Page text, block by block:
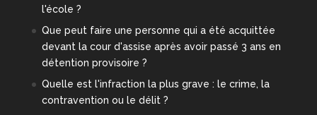
l'école ?
Que peut faire une personne qui a été acquittée
devant la cour d'assise après avoir passé 3 ans en
détention provisoire ?
Quelle est l'infraction la plus grave : le crime, la
contravention ou le délit ?